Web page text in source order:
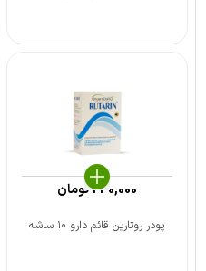
پودر روتارین قائم دارو ۱۰ ساشه
240,000تومان